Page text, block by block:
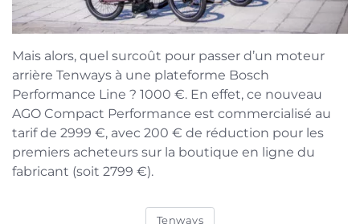
Mais alors, quel surcoût pour passer d’un moteur
arrière Tenways à une plateforme Bosch
Performance Line ? 1000 €. En effet, ce nouveau
AGO Compact Performance est commercialisé au
tarif de 2999 €, avec 200 € de réduction pour les
premiers acheteurs sur la boutique en ligne du
fabricant (soit 2799 €).
Tenways